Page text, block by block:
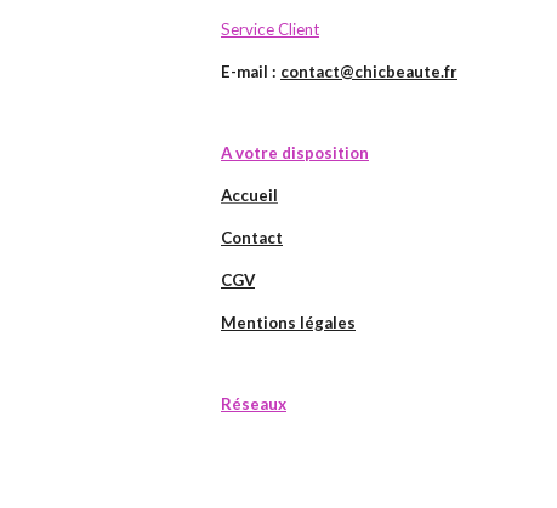
Service Client
E-mail : contact@chicbeaute.fr
A votre disposition
Accueil
Contact
CGV
Mentions légales
Réseaux